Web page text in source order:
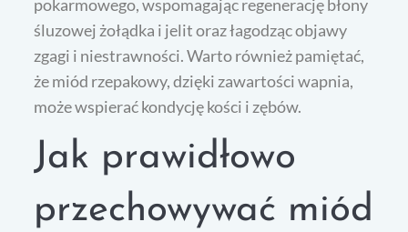
pokarmowego, wspomagając regenerację błony
śluzowej żołądka i jelit oraz łagodząc objawy
zgagi i niestrawności. Warto również pamiętać,
że miód rzepakowy, dzięki zawartości wapnia,
może wspierać kondycję kości i zębów.
Jak prawidłowo
przechowywać miód